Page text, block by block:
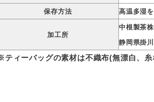
保存方法 高温多湿
加工所
中根製茶
静岡県掛
ティーバッグの素材は不織布(無漂白、糸